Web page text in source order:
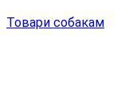
Товари собакам